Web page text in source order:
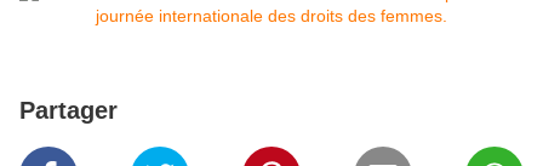
Partager